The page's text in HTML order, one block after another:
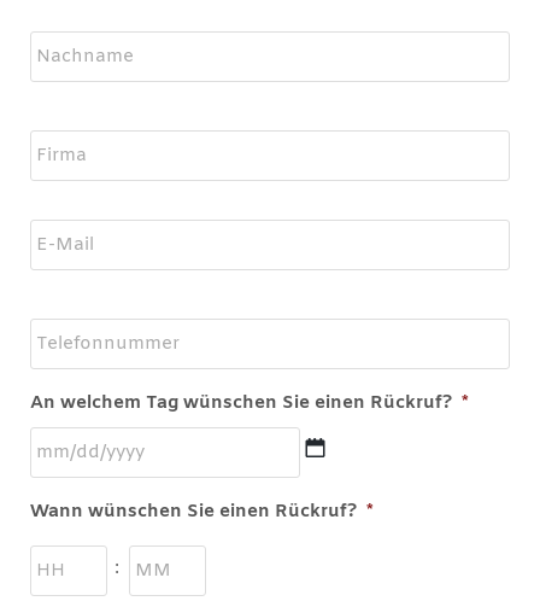
Firma *
Telefonnummer
An welchem Tag wünschen Sie einen Rückruf? *
Wann wünschen Sie einen Rückruf? *
: